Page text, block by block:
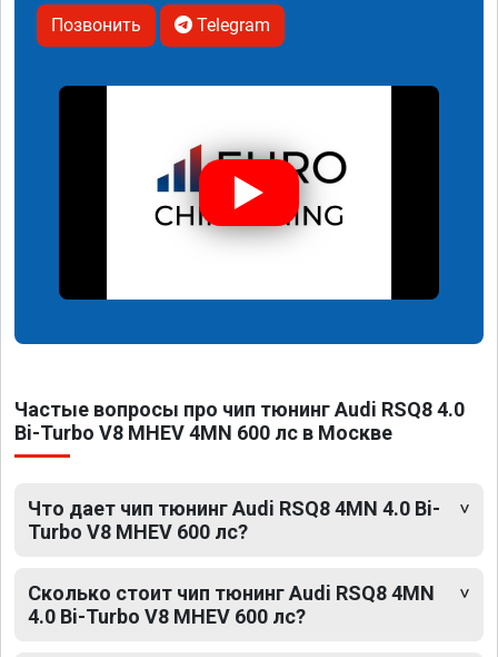
Позвонить Telegram
Частые вопросы про чип тюнинг Audi RSQ8 4.0
Bi-Turbo V8 MHEV 4MN 600 лс в Москве
Что дает чип тюнинг Audi RSQ8 4MN 4.0 Bi-
Turbo V8 MHEV 600 лс?
Сколько стоит чип тюнинг Audi RSQ8 4MN
4.0 Bi-Turbo V8 MHEV 600 лс?